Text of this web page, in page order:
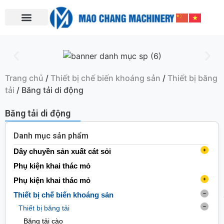
Trang chủ / Thiết bị chế biến khoáng sản / Thiết bị băng
tải / Băng tải di động
Băng tải di động
Danh mục sản phẩm
Dây chuyền sản xuất cát sỏi
Máy làm cát (nghiền phản kích)
Máy nghiền trục đứng
Máy rửa cát
Máy rửa cát dạng bánh xe
Máy rửa cát xoắn ốc
Trạm nghiền di động
Trạm nghiền di động bánh xích
Phụ kiện khai thác mỏ
Phụ kiện khai thác mỏ
Phụ kiện băng tải
Băng tải
Con lăn
Phụ kiện giàn khoan
Phụ kiện khai thác
Thiết bị chế biến khoáng sản
Thiết bị băng tải
Băng tải cào